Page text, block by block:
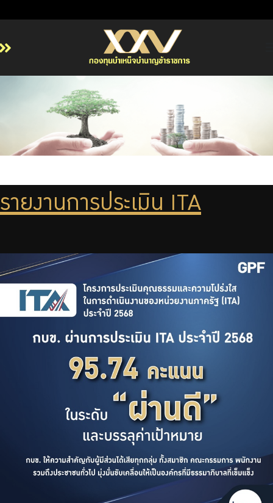
เกี่ยวกับ กบข.
ลงทุน
รายงานผลการดำเนินงาน
จัดซื้อจัดจ้าง
บริการเจ้าหน้าที่ส่วนราชการ
ร่วมงานกับเรา
รายงานการประเมิน ITA